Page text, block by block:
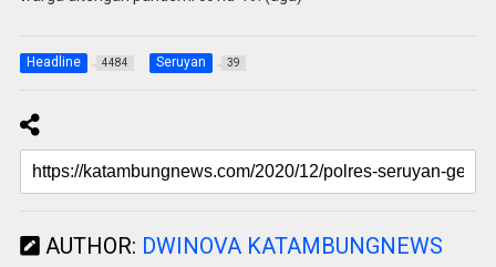
Headline 4484 Seruyan 39
AUTHOR: DWINOVA KATAMBUNGNEWS